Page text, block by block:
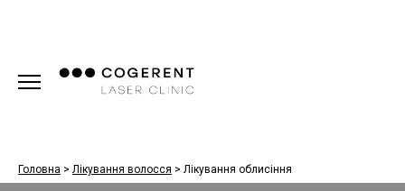
Головна > Лікування волосся > Лікування облисіння